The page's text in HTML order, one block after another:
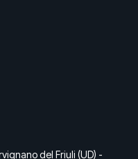
del Friuli (UD) -